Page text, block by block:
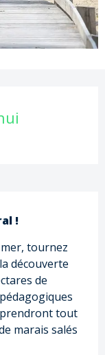
!
tournez
découverte
de
tout
marais salés